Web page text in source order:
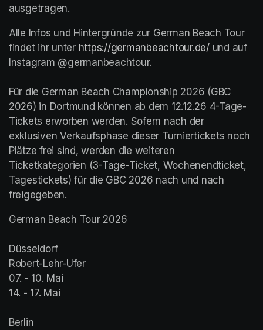
ausgetragen.
Alle Infos und Hintergründe zur German Beach Tour
findet ihr unter https://germanbeachtour.de/(opens in
und auf
Instagram @germanbeachtour.
Für die German Beach Championship 2026 (GBC
2026) in Dortmund können ab dem 12.12.26 4-Tage-
Tickets erworben werden. Sofern nach der
exklusiven Verkaufsphase dieser Turniertickets noch
Plätze frei sind, werden die weiteren
Ticketkategorien (3-Tage-Ticket, Wochenendticket,
Tagestickets) für die GBC 2026 nach und nach
freigegeben.
German Beach Tour 2026
Düsseldorf
Robert-Lehr-Ufer
07. - 10. Mai
14. - 17. Mai
Berlin